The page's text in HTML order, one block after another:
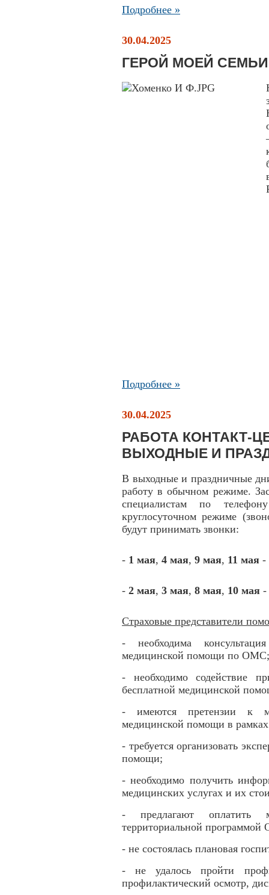
Подробнее »
30.04.2025
ГЕРОЙ МОЕЙ СЕМЬИ
Подробнее »
30.04.2025
РАБОТА КОНТАКТ-
ВЫХОДНЫЕ И
В выходные и праздничные
работу в обычном режиме.
специалистам по
круглосуточном режиме
будут принимать звонки:
- 1 мая, 4 мая, 9 мая, 11 мая -
- 2 мая, 3 мая, 8 мая, 10 мая -
Страховые представители
- необходима
медицинской помощи по
- необходимо содействие
бесплатной медицинской
- имеются претензии к
медицинской помощи в
- требуется организовать
помощи;
- необходимо получить
медицинских услугах и их
- предлагают оплатить
территориальной
- не состоялась плановая
- не удалось пройти
профилактический осмотр,